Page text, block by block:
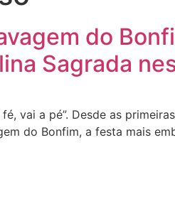
do
Sagrada
vai a pé”. Desde as
do Bonfim, a festa mais